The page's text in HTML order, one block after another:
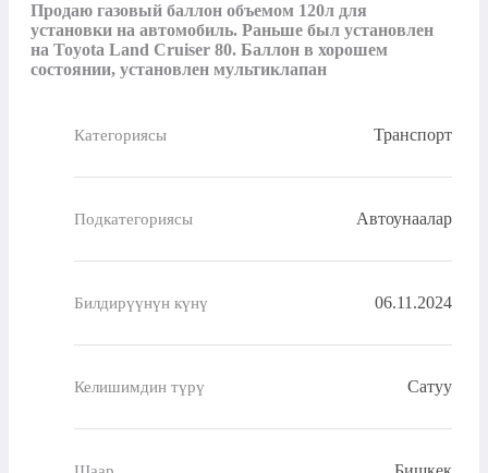
Продаю газовый баллон объемом 120л для
установки на автомобиль. Раньше был установлен
на Toyota Land Cruiser 80. Баллон в хорошем
состоянии, установлен мультиклапан
Категориясы Транспорт
Подкатегориясы Автоунаалар
Билдирүүнүн күнү 06.11.2024
Келишимдин түрү Сатуу